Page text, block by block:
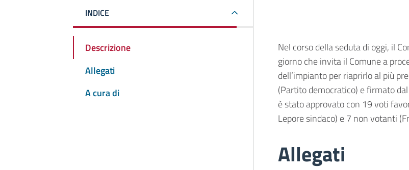
INDICE
Descrizione
Allegati
A cura di
Descrizione
Nel corso della seduta di oggi, il
giorno che invita il Comune a
dell’impianto per riaprirlo al più
(Partito democratico) e firmato
è stato approvato con 19 voti
Lepore sindaco) e 7 non votanti
Allegati